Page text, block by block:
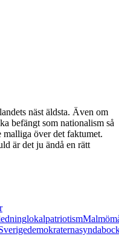
näst äldsta. Även om
befängt som nationalism så
över det faktumet.
är det ju ändå en rätt
lokalpatriotismMalmö